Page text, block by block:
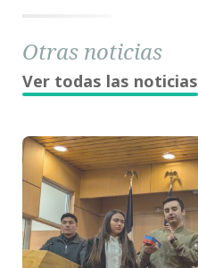
Otras noticias
Ver todas las noticias